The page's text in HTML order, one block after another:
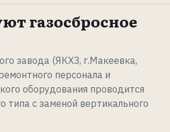
газосбросное
завода (ЯКХЗ, г.Макеевка,
персонала и
оборудования проводится
типа с заменой вертикального